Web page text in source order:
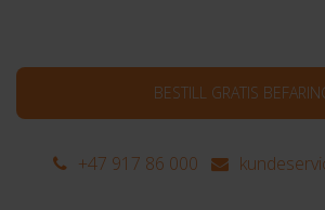
BESTILL GRATIS
+47 917 86 000